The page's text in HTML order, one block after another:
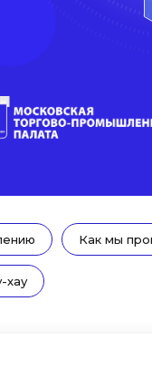
Как мы
хау